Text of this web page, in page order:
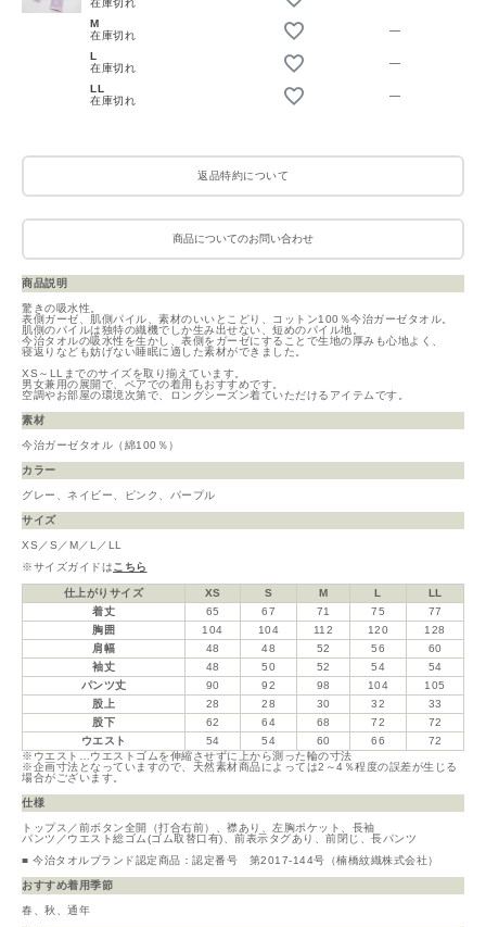
M
在庫切れ
—
L
在庫切れ
—
LL
在庫切れ
—
返品特約について
商品についてのお問い合わせ
商品説明
驚きの吸水性。
表側ガーゼ、肌側パイル、素材のいいとこどり、コットン100％今治ガーゼタオル。
肌側のパイルは独特の織機でしか生み出せない、短めのパイル地。
今治タオルの吸水性を生かし、表側をガーゼにすることで生地の厚みも心地よく、
寝返りなども妨げない睡眠に適した素材ができました。
XS～LLまでのサイズを取り揃えています。
男女兼用の展開で、ペアでの着用もおすすめです。
空調やお部屋の環境次第で、ロングシーズン着ていただけるアイテムです。
素材
今治ガーゼタオル（綿100％）
カラー
グレー、ネイビー、ピンク、パープル
サイズ
XS／S／M／L／LL
※サイズガイドはこちら
仕上がりサイズ XS S M L
LL
着丈
65 67 71 75
77
胸囲
104 104 112 120
128
肩幅
48 48 52 56
60
袖丈
48 50 52 54
54
パンツ丈
90 92 98 104
105
股上
28 28 30 32
33
股下
62 64 68 72
72
ウエスト
54 54 60 66
72
※ウエスト…ウエストゴムを伸縮させずに上から測った輪の寸法
※企画寸法となっていますので、天然素材商品によっては2～4％程度の誤差が生じる
場合がございます。
仕様
トップス／前ボタン全開（打合右前）、襟あり、左胸ポケット、長袖
パンツ／ウエスト総ゴム(ゴム取替口有)、前表示タグあり、前閉じ、長パンツ
■ 今治タオルブランド認定商品：認定番号 第2017-144号（楠橋紋織株式会社）
おすすめ着用季節
春、秋、通年